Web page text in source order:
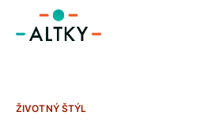
ŽIVOTNÝ ŠTÝL